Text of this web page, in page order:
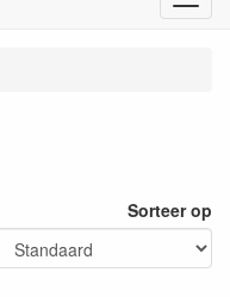
Sorteer op